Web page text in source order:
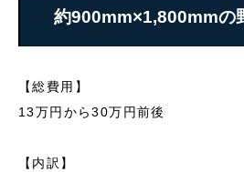
約900mm×1,800mmの
【総費用】
13万円から30万円前後
【内訳】